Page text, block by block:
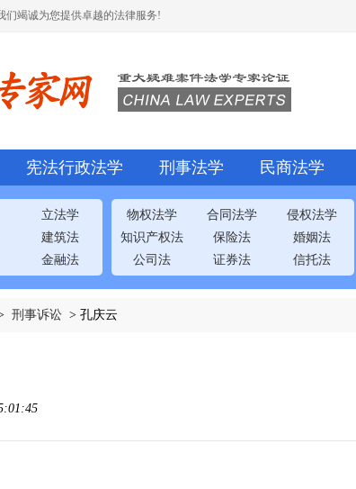
们竭诚为您提供卓越的法律服务!
宪法行政法学 刑事法学 民商法学
立法学
建筑法
金融法
物权法学 合同法学
侵权法学
知识产权法
保险法
婚姻法
公司法
证券法 信托法
刑事诉讼 > 孔庆云